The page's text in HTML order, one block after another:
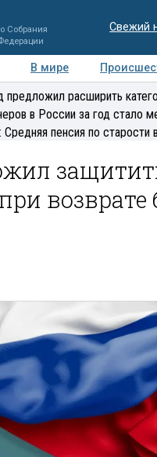
Собрания
Свежий
В мире
Медиацентр
предложил расширить
в России за год стало
пенсия по старости
возврате